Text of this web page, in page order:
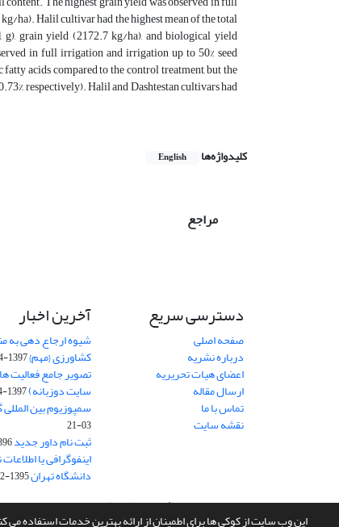
این وب سایت از کوکی ها برای اطمینان از ارائه بهترین خدمات استفاده می
ha). Halil cultivar had the highest mean of the total
grain yield (2172.7 kg/ha), and biological yield
in full irrigation and irrigation up to 50% seed
acids compared to the control treatment, but the
respectively). Halil and Dashtestan cultivars had
کلیدواژه‌ها English
مراجع
دسترسی سریع
صفحه اصلی
درباره نشریه
اعضای هیات تحریریه
ارسال مقاله
تماس با ما
نقشه سایت
آخرین اخبار
شیوه ارجاع دهی به
کشاورزی {مهم}1397-04-19
تصویر جامع فعالیت
سایت دوزبانه)1397-04-03
سمپوزیوم بین
03-21
ثبت نام داور جدید27
اینفوگرافی یا
دانشگاه تهران1395-12-03
سامانه مدیریت نشریات علمی.طراحی و پیاده سازی از